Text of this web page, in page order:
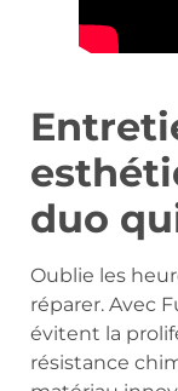
duo
Oublie les
réparer. Avec
évitent la
résistance